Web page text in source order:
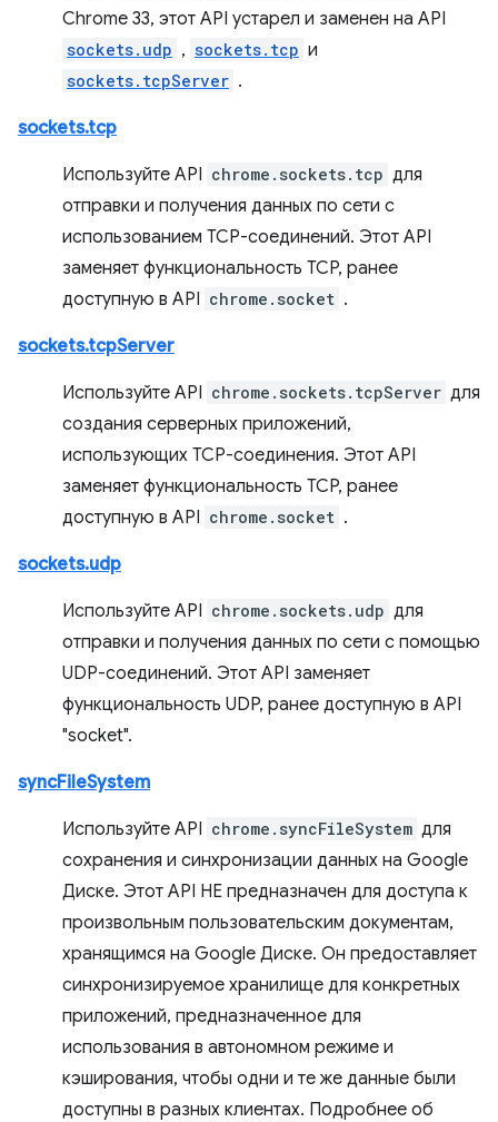
Chrome 33, этот API устарел и заменен на API
sockets.udp , sockets.tcp и
sockets.tcpServer .
sockets.tcp
Используйте API chrome.sockets.tcp для
отправки и получения данных по сети с
использованием TCP-соединений. Этот API
заменяет функциональность TCP, ранее
доступную в API chrome.socket .
sockets.tcpServer
Используйте API chrome.sockets.tcpServer для
создания серверных приложений,
использующих TCP-соединения. Этот API
заменяет функциональность TCP, ранее
доступную в API chrome.socket .
sockets.udp
Используйте API chrome.sockets.udp для
отправки и получения данных по сети с помощью
UDP-соединений. Этот API заменяет
функциональность UDP, ранее доступную в API
"socket".
syncFileSystem
Используйте API chrome.syncFileSystem для
сохранения и синхронизации данных на Google
Диске. Этот API НЕ предназначен для доступа к
произвольным пользовательским документам,
хранящимся на Google Диске. Он предоставляет
синхронизируемое хранилище для конкретных
приложений, предназначенное для
использования в автономном режиме и
кэширования, чтобы одни и те же данные были
доступны в разных клиентах. Подробнее об